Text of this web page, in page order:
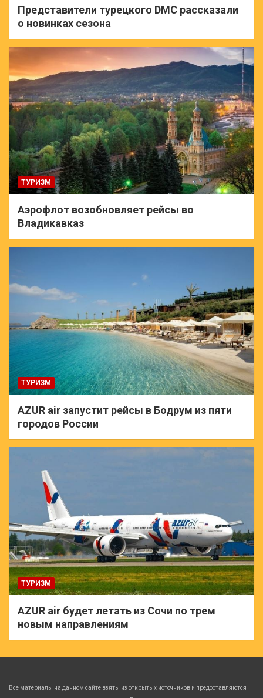
Представители турецкого DMC рассказали
о новинках сезона
ТУРИЗМ
Аэрофлот возобновляет рейсы во
Владикавказ
ТУРИЗМ
AZUR air запустит рейсы в Бодрум из пяти
городов России
ТУРИЗМ
AZUR air будет летать из Сочи по трем
новым направлениям
Все материалы на данном сайте взяты из открытых источников и предоставляются